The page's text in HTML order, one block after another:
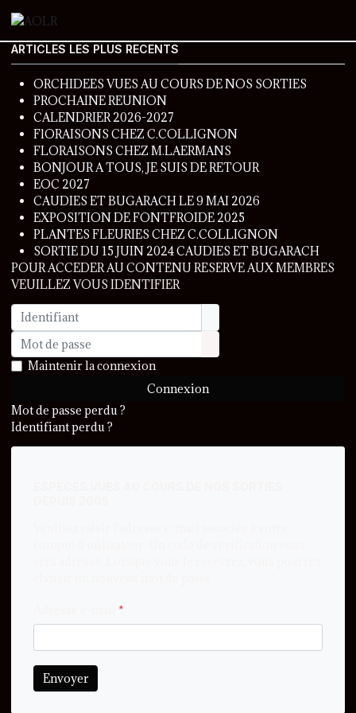
ARTICLES LES PLUS RECENTS
ORCHIDEES VUES AU COURS DE NOS SORTIES
PROCHAINE REUNION
CALENDRIER 2026-2027
FlORAISONS CHEZ C.COLLIGNON
FLORAISONS CHEZ M.LAERMANS
BONJOUR A TOUS, JE SUIS DE RETOUR
EOC 2027
CAUDIES ET BUGARACH LE 9 MAI 2026
EXPOSITION DE FONTFROIDE 2025
PLANTES FLEURIES CHEZ C.COLLIGNON
SORTIE DU 15 JUIN 2024 CAUDIES ET BUGARACH
POUR ACCEDER AU CONTENU RESERVE AUX MEMBRES
VEUILLEZ VOUS IDENTIFIER
Identifiant
Mot de passe
Afficher le mot de passe
Maintenir la connexion
Connexion
Mot de passe perdu ?
Identifiant perdu ?
*
Envoyer